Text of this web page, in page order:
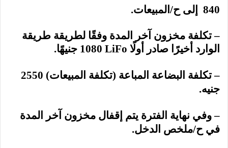
840 إلى ح/المبيعات.
– تكلفة مخزون آخر المدة وفقًا لطريقة طريقة
الوارد أخيرًا صادر أولًا LiFo 1080 جنيهًا.
– تكلفة البضاعة المباعة (تكلفة المبيعات) 2550
جنيه.
– وفي نهاية الفترة يتم إقفال مخزون آخر المدة
في ح/ملخص الدخل.